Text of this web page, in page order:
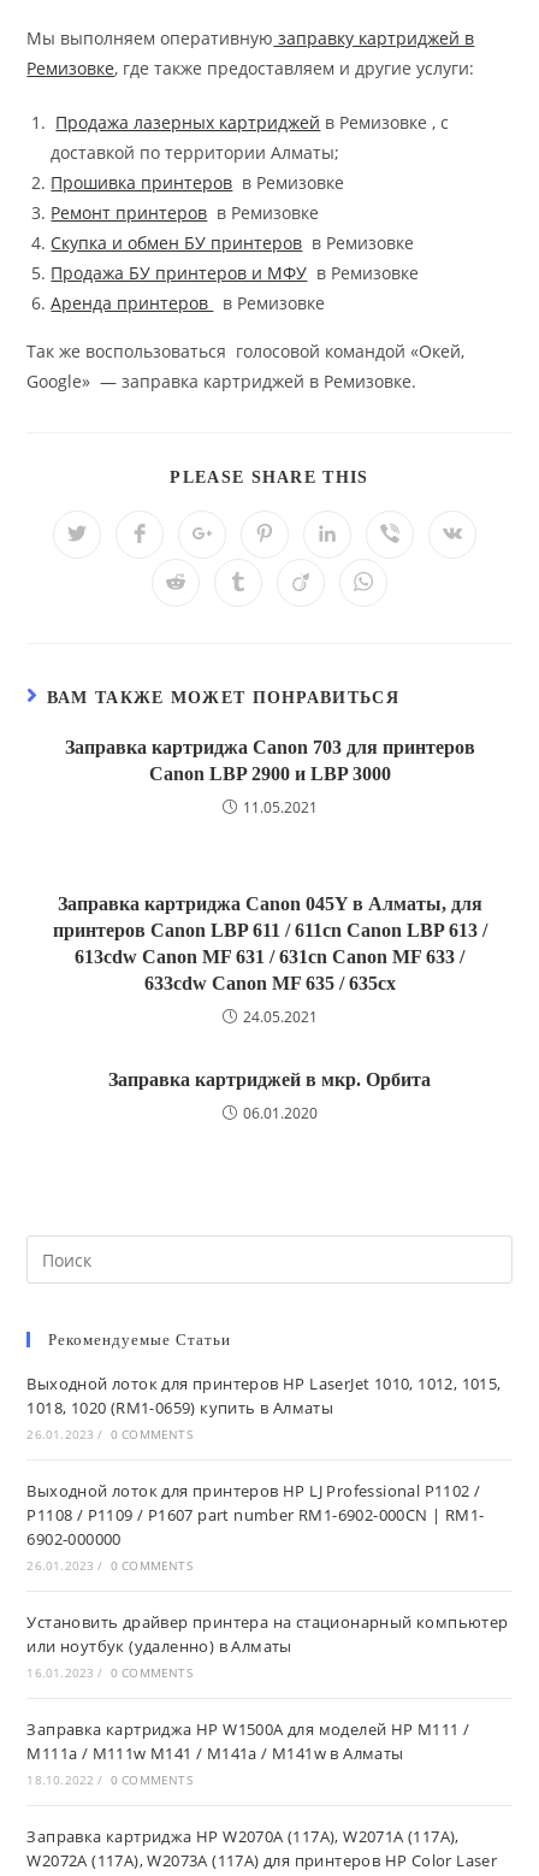
Мы выполняем оперативную заправку картриджей в
Ремизовке, где также предоставляем и другие услуги:
Продажа лазерных картриджей в Ремизовке , с
доставкой по территории Алматы;
Прошивка принтеров в Ремизовке
Ремонт принтеров в Ремизовке
Скупка и обмен БУ принтеров в Ремизовке
Продажа БУ принтеров и МФУ в Ремизовке
Аренда принтеров
в Ремизовке
Так же воспользоваться голосовой командой «Окей,
Google» — заправка картриджей в Ремизовке.
PLEASE SHARE THIS
ОткрываетсяОткрывается
новом
окне
Открывается
новом
окне
Открывается
новом
окне
Открывается
новом
окне
Открывается
ОткрываетсяОткрываетсяОткрываетсяОткрывается
ВАМ ТАКЖЕ МОЖЕТ ПОНРАВИТЬСЯ
Заправка картриджа Canon 703 для принтеров
Canon LBP 2900 и LBP 3000
11.05.2021
Заправка картриджа Canon 045Y в Алматы, для
принтеров Canon LBP 611 / 611cn Canon LBP 613 /
613cdw Canon MF 631 / 631cn Canon MF 633 /
633cdw Canon MF 635 / 635cx
24.05.2021
Заправка картриджей в мкр. Орбита
06.01.2020
Search
this
Рекомендуемые Статьи
Выходной лоток для принтеров HP LaserJet 1010, 1012, 1015,
1018, 1020 (RM1-0659) купить в Алматы
26.01.2023 / 0 COMMENTS
Выходной лоток для принтеров HP LJ Professional P1102 /
P1108 / P1109 / P1607 part number RM1-6902-000CN | RM1-
6902-000000
26.01.2023 / 0 COMMENTS
Установить драйвер принтера на стационарный компьютер
или ноутбук (удаленно) в Алматы
16.01.2023 / 0 COMMENTS
Заправка картриджа HP W1500A для моделей HP M111 /
M111a / M111w M141 / M141a / M141w в Алматы
18.10.2022 / 0 COMMENTS
Заправка картриджа HP W2070A (117A), W2071A (117A),
W2072A (117A), W2073A (117A) для принтеров HP Color Laser